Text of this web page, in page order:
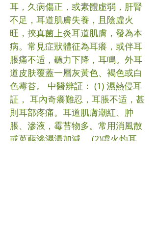
耳，久病傷正，或素體虛弱，肝腎
不足，耳道肌膚失養，且陰虛火
旺，挾真菌上炎耳道肌膚，發為本
病。常見症狀體征為耳癢，或伴耳
脹痛不适，聽力下降，耳鳴。外耳
道皮肤覆蓋一層灰黃色、褐色或白
色霉苔。 中醫辨証： (1) 濕熱侵耳
証， 耳內奇癢難忍，耳脹不适，甚
則耳部疼痛。耳道肌膚潮紅、肿
脹、滲液，霉苔物多。常用消風散
或萆薢滲濕湯加減。 (2)虛火灼耳